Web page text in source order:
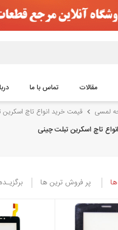
مقالات تماس با ما
لمسی قیمت خرید انواع تاچ
تاچ اسکرین تبلت چینی
پر فروش ترین ها